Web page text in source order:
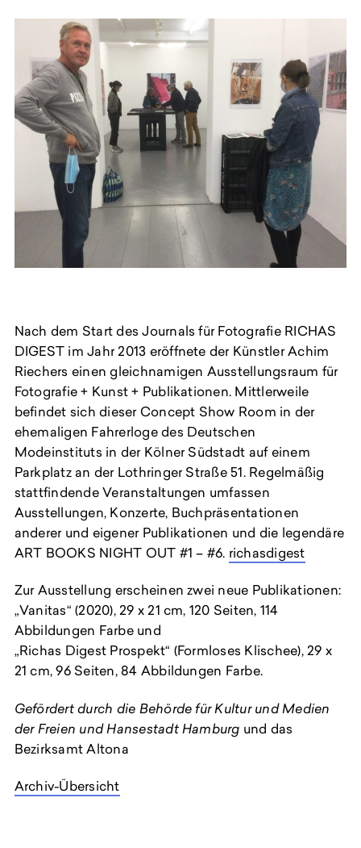
Nach dem Start des Journals für Fotografie RICHAS
DIGEST im Jahr 2013 eröffnete der Künstler Achim
Riechers einen gleichnamigen Ausstellungsraum für
Fotografie + Kunst + Publikationen. Mittlerweile
befindet sich dieser Concept Show Room in der
ehemaligen Fahrerloge des Deutschen
Modeinstituts in der Kölner Südstadt auf einem
Parkplatz an der Lothringer Straße 51. Regelmäßig
stattfindende Veranstaltungen umfassen
Ausstellungen, Konzerte, Buchpräsentationen
anderer und eigener Publikationen und die legendäre
ART BOOKS NIGHT OUT #1 – #6. richasdigest
Zur Ausstellung erscheinen zwei neue Publikationen:
„Vanitas“ (2020), 29 x 21 cm, 120 Seiten, 114
Abbildungen Farbe und
„Richas Digest Prospekt“ (Formloses Klischee), 29 x
21 cm, 96 Seiten, 84 Abbildungen Farbe.
Gefördert durch die Behörde für Kultur und Medien
der Freien und Hansestadt Hamburg und das
Bezirksamt Altona
Archiv-Übersicht